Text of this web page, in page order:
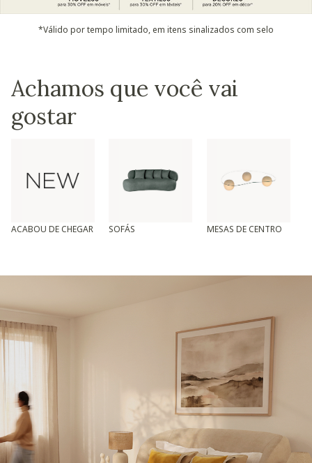
*Válido por tempo limitado, em itens sinalizados com selo
Achamos que você vai
gostar
ACABOU DE CHEGAR SOFÁS MESAS DE CENTRO